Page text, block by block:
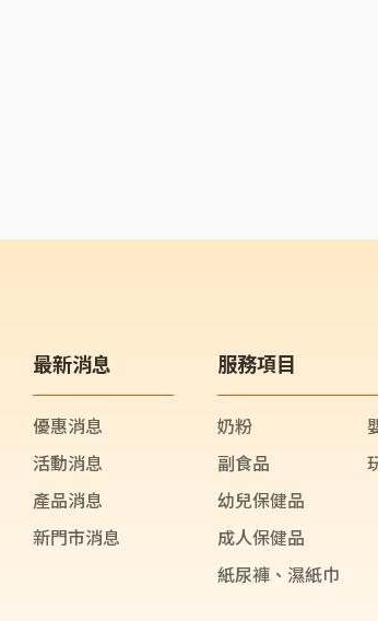
最新消息
優惠消息
活動消息
產品消息
新門市消息
服務項目
奶粉
副食品
幼兒保健品
成人保健品
紙尿褲、濕紙巾